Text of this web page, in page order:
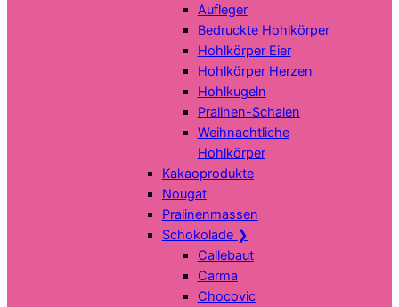
Aufleger
Bedruckte Hohlkörper
Hohlkörper Eier
Hohlkörper Herzen
Hohlkugeln
Pralinen-Schalen
Weihnachtliche
Hohlkörper
Kakaoprodukte
Nougat
Pralinenmassen
Schokolade ❯
Callebaut
Carma
Chocovic